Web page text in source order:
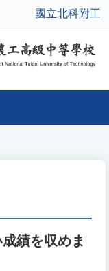
國立北科附工
績を収めま